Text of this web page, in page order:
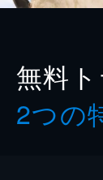
無料
2つの